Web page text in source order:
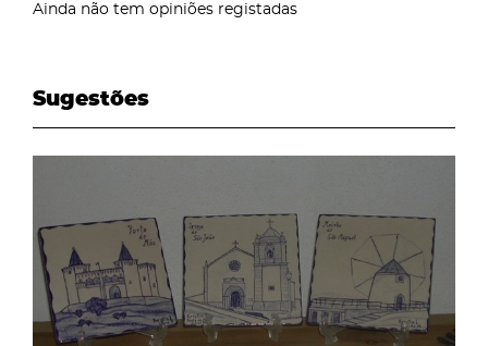
Ainda não tem opiniões registadas
Sugestões